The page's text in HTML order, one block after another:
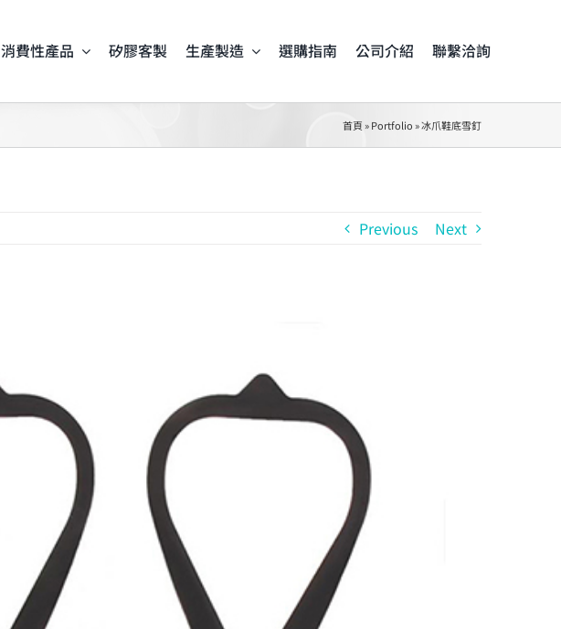
消費性產品 矽膠客製 生產製造 選購指南 公司介紹 聯繫洽詢
首頁 »Portfolio »冰爪鞋底雪釘
Previous Next